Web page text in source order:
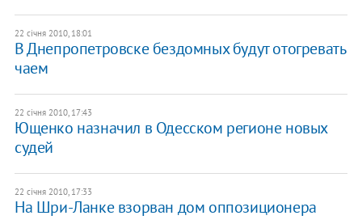
22 січня 2010, 18:01
В Днепропетровске бездомных будут отогревать
чаем
22 січня 2010, 17:43
Ющенко назначил в Одесском регионе новых
судей
22 січня 2010, 17:33
На Шри-Ланке взорван дом оппозиционера